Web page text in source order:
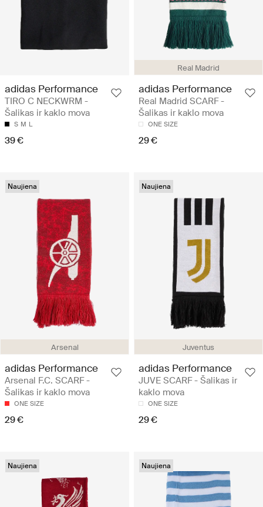
adidas Performance
TIRO C NECKWRM -
Šalikas ir kaklo mova
S M L
39 €
Real Madrid
adidas Performance
Real Madrid SCARF -
Šalikas ir kaklo mova
ONE SIZE
29 €
Arsenal
Naujiena
adidas Performance
Arsenal F.C. SCARF -
Šalikas ir kaklo mova
ONE SIZE
29 €
Juventus
Naujiena
adidas Performance
JUVE SCARF - Šalikas ir
kaklo mova
ONE SIZE
29 €
Naujiena Naujiena